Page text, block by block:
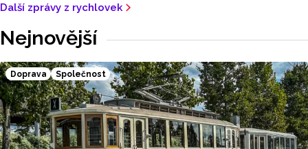
Další zprávy z rychlovek
Nejnovější
Doprava Společnost